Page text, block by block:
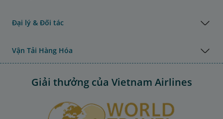
Đại lý & Đối tác
Vận Tải Hàng Hóa
Giải thưởng của Vietnam Airlines